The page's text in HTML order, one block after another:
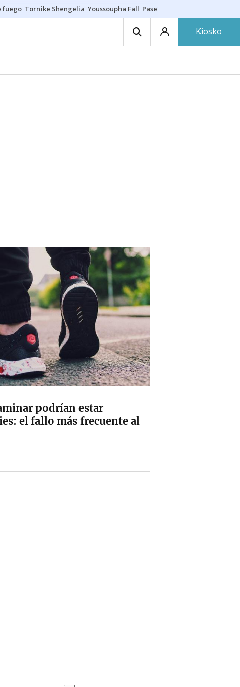
fuego Tornike Shengelia Youssoupha Fall Paseíllo único
Kiosko
podrían estar
el fallo más frecuente al